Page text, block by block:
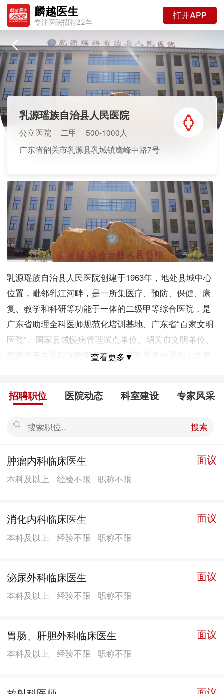
麟越医生
专注医院招聘22年
打开APP
乳源瑶族自治县人民医院
公立医院 二甲
500-1000人
广东省韶关市乳源县乳城镇鹰峰中路7号
乳源瑶族自治县人民医院创建于1963年，地处县城中心
位置，毗邻乳江河畔，是一所集医疗、预防、保健、康
复、教学和科研等功能于一体的二级甲等综合医院，是
广东省助理全科医师规范化培训基地、广东省“百家文明
医院”、国家县域慢病管理试点单位、韶关市文明单位、
韶关市基本医疗保险定点机构，获韶关市先进职工之家
螺旋CT、1.5T磁共振、数字减影DSA、四维彩色B超、
支气管镜、肺功能检测仪、肝纤维检测仪、颈动脉多普
氧治疗仪、射频治疗仪等现代化诊疗设备。介入导管室
能开展多种介入手术:急性心梗急诊介入治疗，永久起博
尿外科、妇产科等学科腔镜微创手术。医院配备有：东
芝64排螺旋CT、联影1.5T磁共振、西门子数字减影
镜、电子胃肠镜、纤维支气管镜、肺功能检测仪、肝纤
声乳化仪、电切镜、臭氧治疗仪、射频治疗仪等现代化
个，职能科室13个。医院编制280人，现有职工 490人，
专业技术人员418人，享受县政府特殊津贴专家2人。
查看更多▼
招聘职位 医院动态 科室建设 专家风采
搜索
肿瘤内科临床医生 面议
本科及以上 经验不限 职称不限
消化内科临床医生 面议
本科及以上 经验不限 职称不限
泌尿外科临床医生 面议
本科及以上 经验不限 职称不限
胃肠、肝胆外科临床医生 面议
本科及以上 经验不限 职称不限